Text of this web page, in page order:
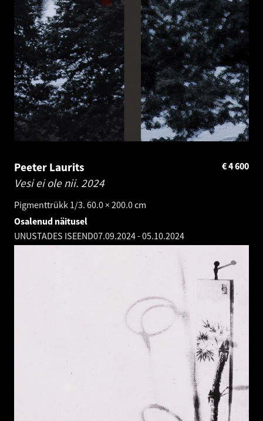
Peeter Laurits
Vesi ei ole nii. 2024
Pigmenttrükk 1/3. 60.0 × 200.0 cm
4 600
€
Osalenud näitusel
UNUSTADES ISEEND07.09.2024-05.10.2024